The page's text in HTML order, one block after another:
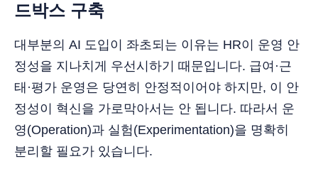
드박스 구축
대부분의 AI 도입이 좌초되는 이유는 HR이 운영 안
정성을 지나치게 우선시하기 때문입니다. 급여·근
태·평가 운영은 당연히 안정적이어야 하지만, 이 안
정성이 혁신을 가로막아서는 안 됩니다. 따라서 운
영(Operation)과 실험(Experimentation)을 명확히
분리할 필요가 있습니다.